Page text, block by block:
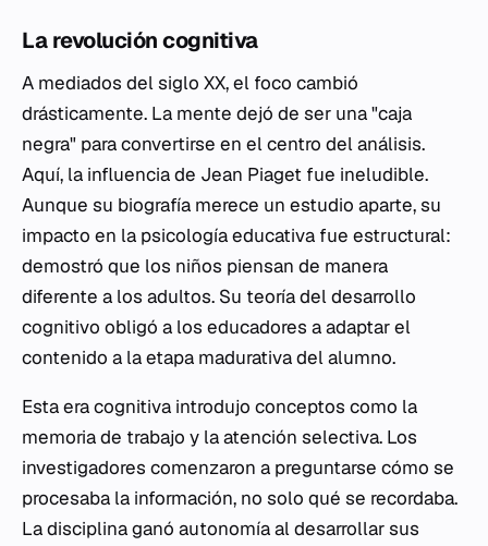
La revolución cognitiva
A mediados del siglo XX, el foco cambió
drásticamente. La mente dejó de ser una "caja
negra" para convertirse en el centro del análisis.
Aquí, la influencia de Jean Piaget fue ineludible.
Aunque su biografía merece un estudio aparte, su
impacto en la psicología educativa fue estructural:
demostró que los niños piensan de manera
diferente a los adultos. Su teoría del desarrollo
cognitivo obligó a los educadores a adaptar el
contenido a la etapa madurativa del alumno.
Esta era cognitiva introdujo conceptos como la
memoria de trabajo y la atención selectiva. Los
investigadores comenzaron a preguntarse cómo se
procesaba la información, no solo qué se recordaba.
La disciplina ganó autonomía al desarrollar sus